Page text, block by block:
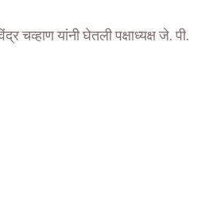
चव्हाण यांनी घेतली पक्षाध्यक्ष जे. पी.